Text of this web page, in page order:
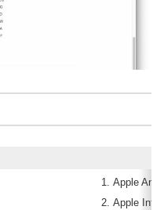
Apple
Apple